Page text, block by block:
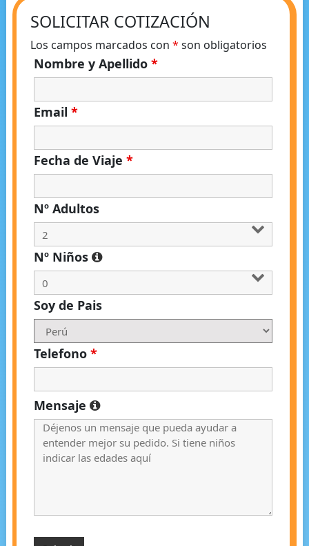
SOLICITAR COTIZACIÓN
Los campos marcados con * son obligatorios
Nombre y Apellido *
Email *
Fecha de Viaje *
Nº Adultos
Nº Niños
Soy de Pais
Telefono *
Mensaje